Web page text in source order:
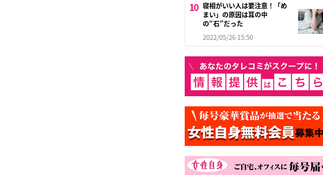
寝相がいい人は要注意！「め
まい」の原因は耳の中
の“石”だった
2022/05/26 15:50